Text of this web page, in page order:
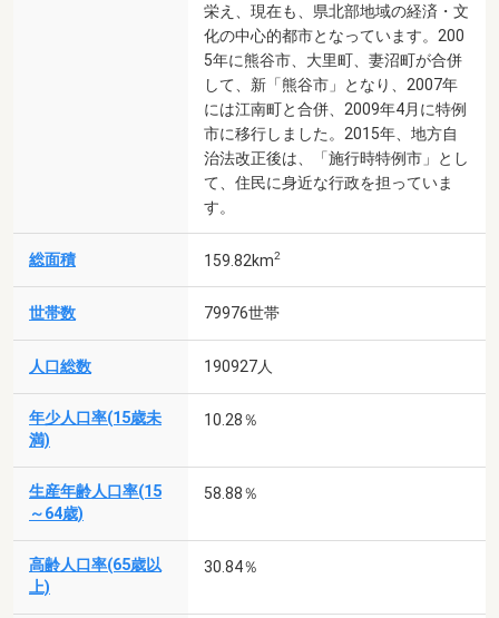
栄え、現在も、県北部地域の経済・文
化の中心的都市となっています。200
5年に熊谷市、大里町、妻沼町が合併
して、新「熊谷市」となり、2007年
には江南町と合併、2009年4月に特例
市に移行しました。2015年、地方自
治法改正後は、「施行時特例市」とし
て、住民に身近な行政を担っていま
す。
総面積 159.82km2
世帯数 79976世帯
人口総数 190927人
年少人口率(15歳未
満)
10.28％
生産年齢人口率(15
～64歳)
58.88％
高齢人口率(65歳以
上)
30.84％